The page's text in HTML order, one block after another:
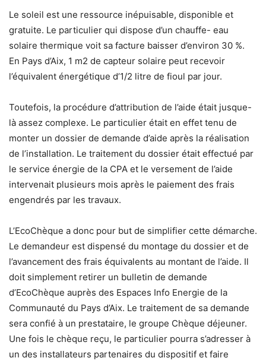
Le soleil est une ressource inépuisable, disponible et
gratuite. Le particulier qui dispose d’un chauffe- eau
solaire thermique voit sa facture baisser d’environ 30 %.
En Pays d’Aix, 1 m2 de capteur solaire peut recevoir
l’équivalent énergétique d’1/2 litre de fioul par jour.
Toutefois, la procédure d’attribution de l’aide était jusque-
là assez complexe. Le particulier était en effet tenu de
monter un dossier de demande d’aide après la réalisation
de l’installation. Le traitement du dossier était effectué par
le service énergie de la CPA et le versement de l’aide
intervenait plusieurs mois après le paiement des frais
engendrés par les travaux.
L’EcoChèque a donc pour but de simplifier cette démarche.
Le demandeur est dispensé du montage du dossier et de
l’avancement des frais équivalents au montant de l’aide. Il
doit simplement retirer un bulletin de demande
d’EcoChèque auprès des Espaces Info Energie de la
Communauté du Pays d’Aix. Le traitement de sa demande
sera confié à un prestataire, le groupe Chèque déjeuner.
Une fois le chèque reçu, le particulier pourra s’adresser à
un des installateurs partenaires du dispositif et faire